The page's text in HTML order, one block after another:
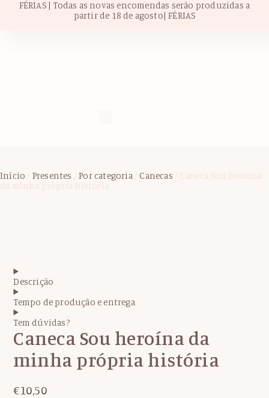
FÉRIAS | Todas as novas encomendas serão produzidas a
partir de 18 de agosto| FÉRIAS
Início Presentes /Por categoria/ Canecas / Caneca Sou heroína
da minha própria história
Descrição
Tempo de produção e entrega
Tem dúvidas?
Caneca Sou heroína da
minha própria história
€10,50